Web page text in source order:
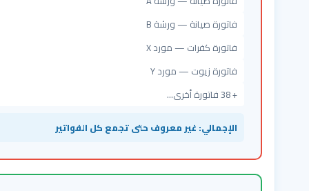
فاتورة صيانة — ورشة B
فاتورة كفرات — مورد X
فاتورة زيوت — مورد Y
+ 38 فاتورة أخرى...
الإجمالي: غير معروف حتى تجمع كل الفواتير